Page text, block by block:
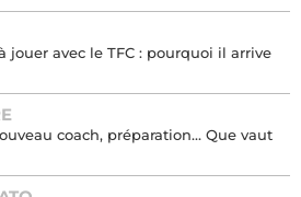
jouer avec le TFC : pourquoi il arrive
coach, préparation… Que vaut